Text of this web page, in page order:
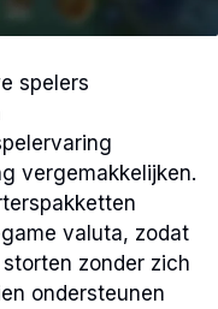
spelers
vergemakkelijken.
valuta, zodat
zonder zich
ondersteunen